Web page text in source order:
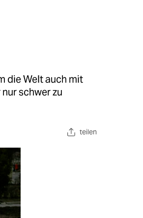
die Welt auch mit
schwer zu
teilen